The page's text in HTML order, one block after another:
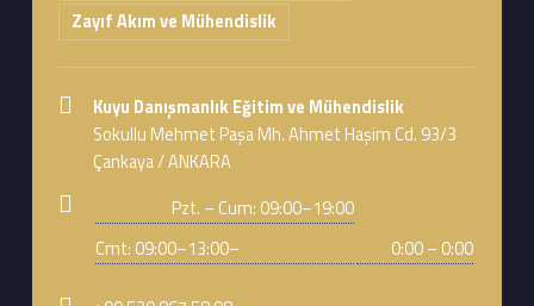
Zayıf Akım ve Mühendislik
Address:
Kuyu Danışmanlık Eğitim ve Mühendislik
Sokullu Mehmet Paşa Mh. Ahmet Haşim Cd. 93/3
Çankaya / ANKARA
Pzt. – Cum: 09:00–19:00
Cmt: 09:00–13:00–
0:00 – 0:00
Phone number: